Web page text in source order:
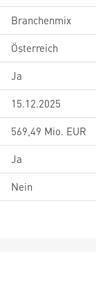
Branchenmix
Österreich
Ja
15.12.2025
569,49 Mio. EUR
Ja
Nein